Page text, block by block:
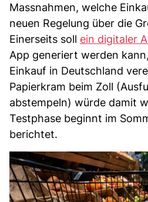
Massnahmen, welche
neuen Regelung über die
Einerseits soll ein digitaler
App generiert werden
Einkauf in Deutschland
Papierkram beim Zoll
abstempeln) würde damit
Testphase beginnt im
berichtet.